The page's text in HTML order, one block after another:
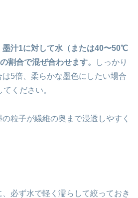
墨汁1に対して水（または40〜50℃
割合で混ぜ合わせます。
しっかり
は5倍、柔らかな墨色にしたい場合
ください。
粒子が繊維の奥まで浸透しやすく
必ず水で軽く濡らして絞っておき